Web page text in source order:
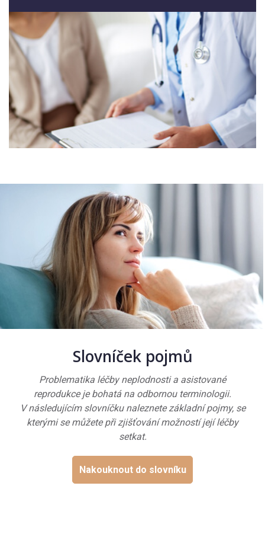
Slovníček pojmů
Problematika léčby neplodnosti a asistované
reprodukce je bohatá na odbornou terminologii.
V následujícím slovníčku naleznete základní pojmy, se
kterými se můžete při zjišťování možností její léčby
setkat.
Nakouknout do slovníku